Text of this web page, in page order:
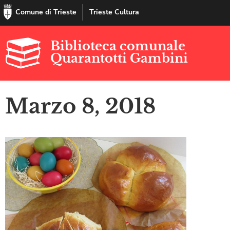
Comune di Trieste Trieste Cultura
Biblioteca comunale
Quarantotti Gambini
Marzo 8, 2018